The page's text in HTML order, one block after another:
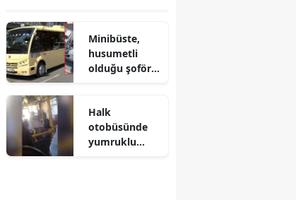
Minibüste,
husumetli
olduğu şoförü
Halk
otobüsünde
yumruklu